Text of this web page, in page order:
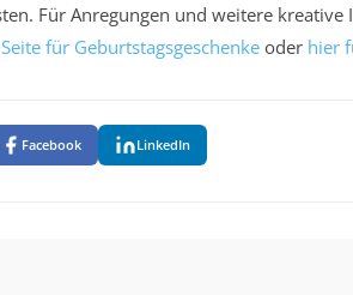
Für Anregungen und weitere
für Geburtstagsgeschenke oder hier
Facebook LinkedIn